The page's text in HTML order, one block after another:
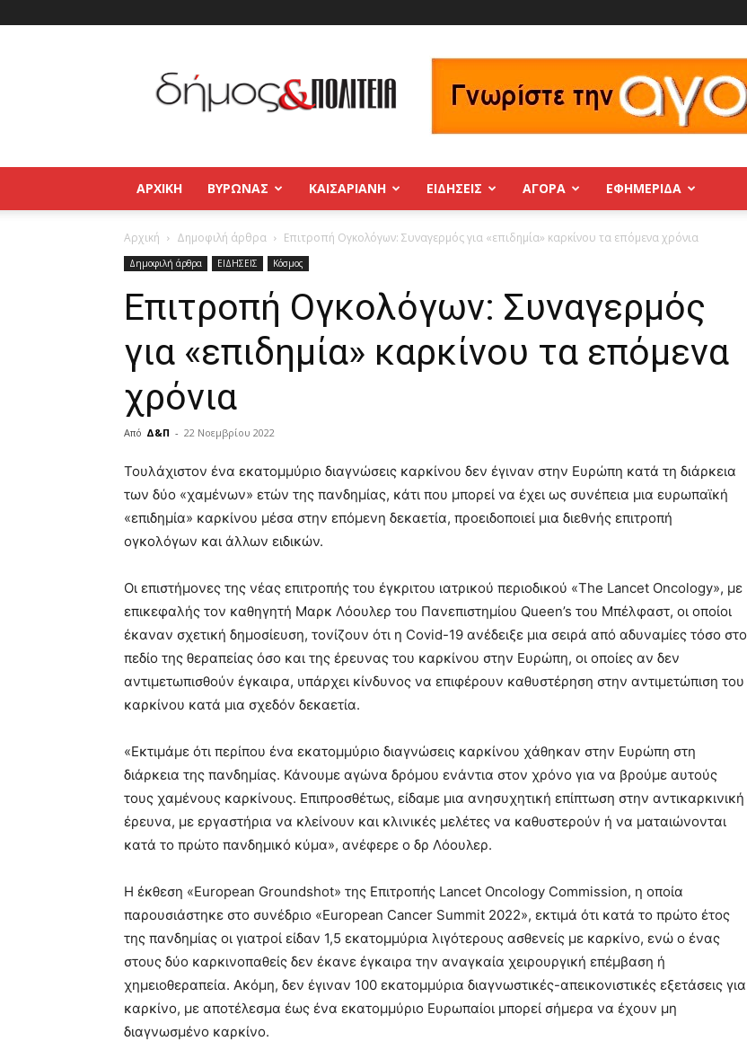
και
Πολιτεία
Βύρωνας
–
Παγκράτι
ΑΡΧΙΚΉ ΒΥΡΩΝΑΣ ΚΑΙΣΑΡΙΑΝΗ ΕΙΔΗΣΕΙΣ ΑΓΟΡΑ ΕΦΗΜΕΡΊΔΑ
Αρχική Δημοφιλή άρθρα Επιτροπή Ογκολόγων: Συναγερμός για «επιδημία» καρκίνου τα επόμενα χρόνια
Δημοφιλή άρθρα ΕΙΔΗΣΕΙΣ Κόσμος
Επιτροπή Ογκολόγων: Συναγερμός
για «επιδημία» καρκίνου τα επόμενα
χρόνια
Από Δ&Π - 22 Νοεμβρίου 2022
blonde
lesbians
very
hot
cam
brandi
lyons
teaches
you
meaning
of
pornhun
hd
porn
Τουλάχιστον ένα εκατομμύριο διαγνώσεις καρκίνου δεν έγιναν στην Ευρώπη κατά τη διάρκεια
των δύο «χαμένων» ετών της πανδημίας, κάτι που μπορεί να έχει ως συνέπεια μια ευρωπαϊκή
«επιδημία» καρκίνου μέσα στην επόμενη δεκαετία, προειδοποιεί μια διεθνής επιτροπή
ογκολόγων και άλλων ειδικών.
Οι επιστήμονες της νέας επιτροπής του έγκριτου ιατρικού περιοδικού «The Lancet Oncology», με
επικεφαλής τον καθηγητή Μαρκ Λόουλερ του Πανεπιστημίου Queen’s του Μπέλφαστ, οι οποίοι
έκαναν σχετική δημοσίευση, τονίζουν ότι η Covid-19 ανέδειξε μια σειρά από αδυναμίες τόσο στο
πεδίο της θεραπείας όσο και της έρευνας του καρκίνου στην Ευρώπη, οι οποίες αν δεν
αντιμετωπισθούν έγκαιρα, υπάρχει κίνδυνος να επιφέρουν καθυστέρηση στην αντιμετώπιση του
καρκίνου κατά μια σχεδόν δεκαετία.
«Εκτιμάμε ότι περίπου ένα εκατομμύριο διαγνώσεις καρκίνου χάθηκαν στην Ευρώπη στη
διάρκεια της πανδημίας. Κάνουμε αγώνα δρόμου ενάντια στον χρόνο για να βρούμε αυτούς
τους χαμένους καρκίνους. Επιπροσθέτως, είδαμε μια ανησυχητική επίπτωση στην αντικαρκινική
έρευνα, με εργαστήρια να κλείνουν και κλινικές μελέτες να καθυστερούν ή να ματαιώνονται
κατά το πρώτο πανδημικό κύμα», ανέφερε ο δρ Λόουλερ.
Η έκθεση «European Groundshot» της Επιτροπής Lancet Oncology Commission, η οποία
παρουσιάστηκε στο συνέδριο «European Cancer Summit 2022», εκτιμά ότι κατά το πρώτο έτος
της πανδημίας οι γιατροί είδαν 1,5 εκατομμύρια λιγότερους ασθενείς με καρκίνο, ενώ ο ένας
στους δύο καρκινοπαθείς δεν έκανε έγκαιρα την αναγκαία χειρουργική επέμβαση ή
χημειοθεραπεία. Ακόμη, δεν έγιναν 100 εκατομμύρια διαγνωστικές-απεικονιστικές εξετάσεις για
καρκίνο, με αποτέλεσμα έως ένα εκατομμύριο Ευρωπαίοι μπορεί σήμερα να έχουν μη
διαγνωσμένο καρκίνο.